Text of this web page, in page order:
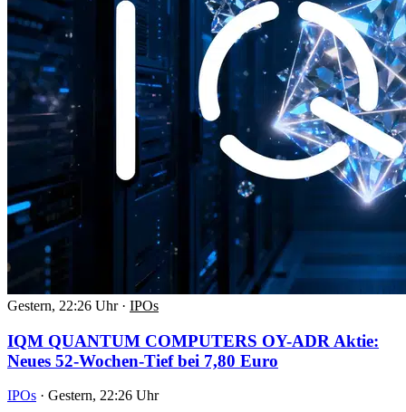
Gestern, 22:26 Uhr · IPOs
IQM QUANTUM COMPUTERS OY-ADR Aktie:
Neues 52-Wochen-Tief bei 7,80 Euro
IPOs · Gestern, 22:26 Uhr